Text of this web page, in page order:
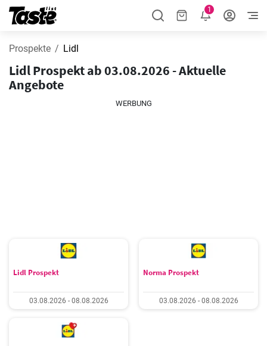
1
Prospekte Lidl
Lidl Prospekt ab 03.08.2026 - Aktuelle
Angebote
WERBUNG
Lidl Prospekt
03.08.2026 - 08.08.2026
Norma Prospekt
03.08.2026 - 08.08.2026